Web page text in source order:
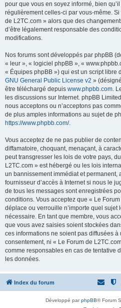
pour que vous en soyez informé, bien
régulièrement celles-ci par vous-même.
de L2TC.com » alors que des
d’être légalement responsable des
modifications.
Nos forums sont développés par phpBB
« leur », « logiciel phpBB », «
« Équipes phpBB ») qui est un script libre
GNU General Public License v2 »
être téléchargé depuis www.phpbb.com.
les discussions sur Internet. phpBB
nous acceptons ou n’acceptons pas
de plus amples informations au sujet de
https://www.phpbb.com/.
Vous acceptez de ne pas publier de
diffamatoire, choquant, menaçant, à
peut transgresser les lois de votre pays,
L2TC.com » est hébergé ou les lois
un bannissement immédiat et permanent,
fournisseur d’accès à Internet si nous le
de tous les messages sont enregistrées
conditions. Vous acceptez que « Le
déplace ou verrouille n’importe quel
nécessaire. En tant que membre, vous
que vous avez saisies soient stockées
ces informations ne soient pas diffusées à
consentement, ni « Le Forum de
comme responsables en cas de tentative
les données.
Index du forum
Développé parphpBB® Forum